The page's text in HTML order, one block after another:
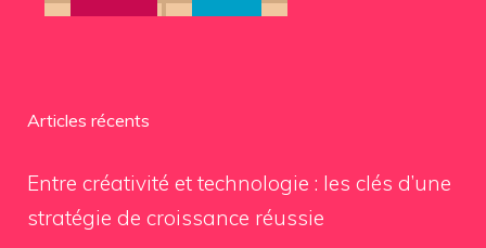
Articles récents
Entre créativité et technologie : les clés d’une
stratégie de croissance réussie